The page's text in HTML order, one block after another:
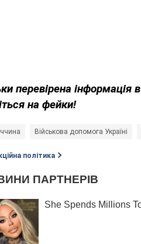
перевірена інформація
на фейки!
Військова допомога Україні
політика